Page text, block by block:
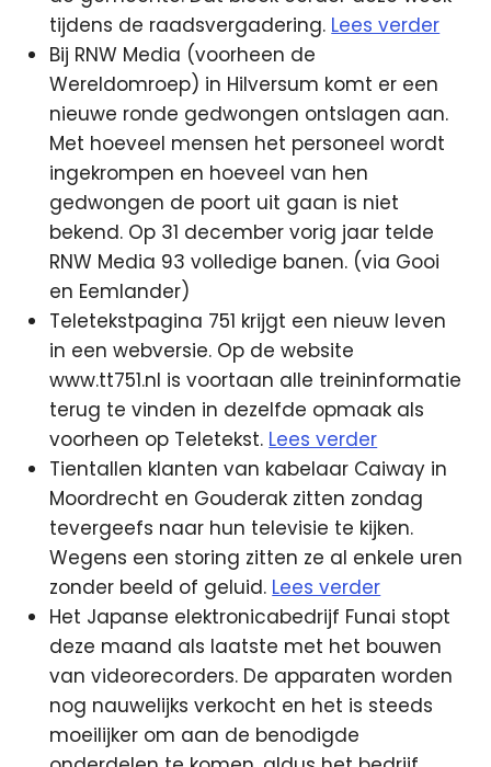
tijdens de raadsvergadering. Lees verder
Bij RNW Media (voorheen de
Wereldomroep) in Hilversum komt er een
nieuwe ronde gedwongen ontslagen aan.
Met hoeveel mensen het personeel wordt
ingekrompen en hoeveel van hen
gedwongen de poort uit gaan is niet
bekend. Op 31 december vorig jaar telde
RNW Media 93 volledige banen. (via Gooi
en Eemlander)
Teletekstpagina 751 krijgt een nieuw leven
in een webversie. Op de website
www.tt751.nl is voortaan alle treininformatie
terug te vinden in dezelfde opmaak als
voorheen op Teletekst. Lees verder
Tientallen klanten van kabelaar Caiway in
Moordrecht en Gouderak zitten zondag
tevergeefs naar hun televisie te kijken.
Wegens een storing zitten ze al enkele uren
zonder beeld of geluid. Lees verder
Het Japanse elektronicabedrijf Funai stopt
deze maand als laatste met het bouwen
van videorecorders. De apparaten worden
nog nauwelijks verkocht en het is steeds
moeilijker om aan de benodigde